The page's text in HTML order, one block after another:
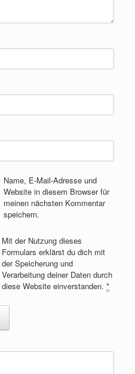
Name, E-Mail-Adresse und
Website in diesem Browser für
meinen nächsten Kommentar
speichern.
Mit der Nutzung dieses
Formulars erklärst du dich mit
der Speicherung und
Verarbeitung deiner Daten durch
diese Website einverstanden. *